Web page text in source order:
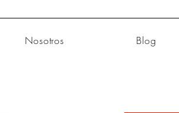
Nosotros Blog